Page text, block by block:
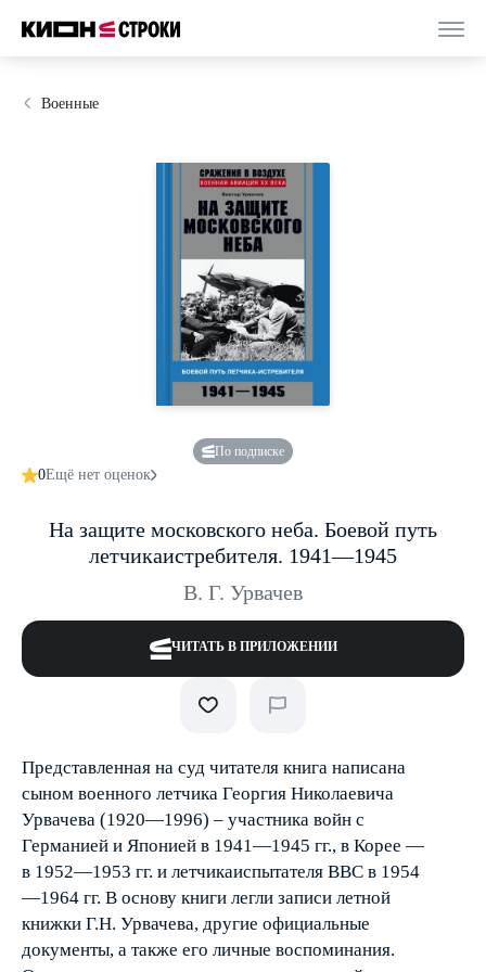
Военные
По подписке
0Ещё нет оценок
На защите московского неба. Боевой путь
летчика­истребителя. 1941—1945
В. Г. Урвачев
ЧИТАТЬ В ПРИЛОЖЕНИИ
Представленная на суд читателя книга написана
сыном военного летчика Георгия Николаевича
Урвачева (1920—1996) – участника войн с
Германией и Японией в 1941—1945 гг., в Корее —
в 1952—1953 гг. и летчика­испытателя ВВС в 1954
—1964 гг. В основу книги легли записи летной
книжки Г.Н. Урвачева, другие официальные
документы, а также его личные воспоминания.